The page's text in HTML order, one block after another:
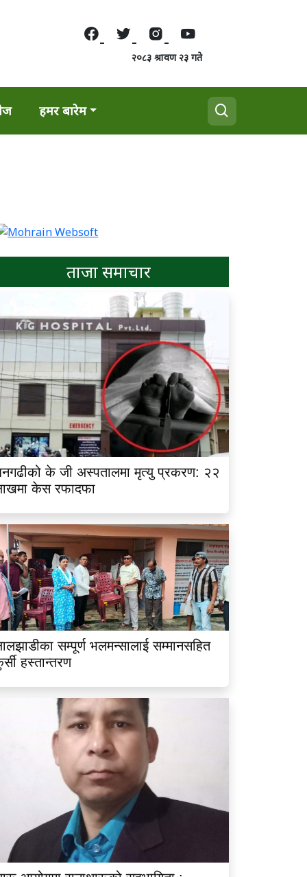
२०८३ श्रावण २३ गते
हमर बारेम
ताजा समाचार
के जी अस्पतालमा मृत्यु प्रकरण: २२
केस रफादफा
सम्पूर्ण भलमन्सालाई सम्मानसहित
हस्तान्तरण